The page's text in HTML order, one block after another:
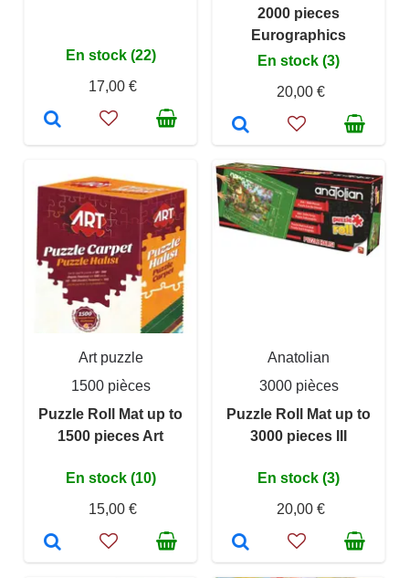
En stock (22)
17,00 €
2000 pieces
Eurographics
En stock (3)
20,00 €
Art puzzle
1500 pièces
Puzzle Roll Mat up to
1500 pieces Art
En stock (10)
15,00 €
Anatolian
3000 pièces
Puzzle Roll Mat up to
3000 pieces III
En stock (3)
20,00 €